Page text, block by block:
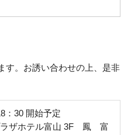
す。お誘い合わせの上、是非
：30 開始予定
ザホテル富山 3F 鳳 富